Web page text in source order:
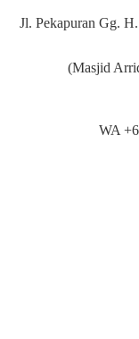
Jl. Pekapuran Gg.
(Masjid
WA